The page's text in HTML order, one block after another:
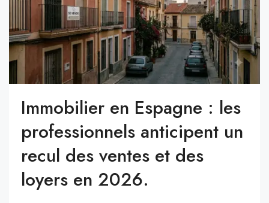
Immobilier en Espagne : les
professionnels anticipent un
recul des ventes et des
loyers en 2026.